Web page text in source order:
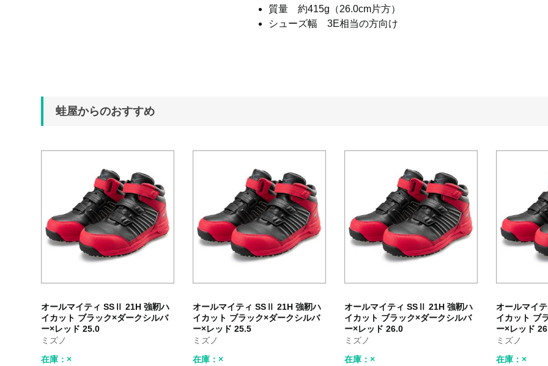
質量 約415g（26.0cm片方）
シューズ幅 3E相当の方向け
蛙屋からのおすすめ
オールマイティ SSⅡ 21H 強靭ハ
イカット ブラック×ダークシルバ
ー×レッド 25.0
ミズノ
在庫：×
オールマイティ SSⅡ 21H 強靭ハ
イカット ブラック×ダークシルバ
ー×レッド 25.5
ミズノ
在庫：×
オールマイティ SSⅡ 21H 強靭ハ
イカット ブラック×ダークシルバ
ー×レッド 26.0
ミズノ
在庫：×
オールマイ
イカット ブ
ー×レッド
ミズノ
在庫：×